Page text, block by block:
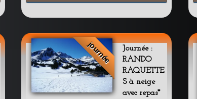
journée
Journée :
RANDO
RAQUETTE
S à neige
avec repas*